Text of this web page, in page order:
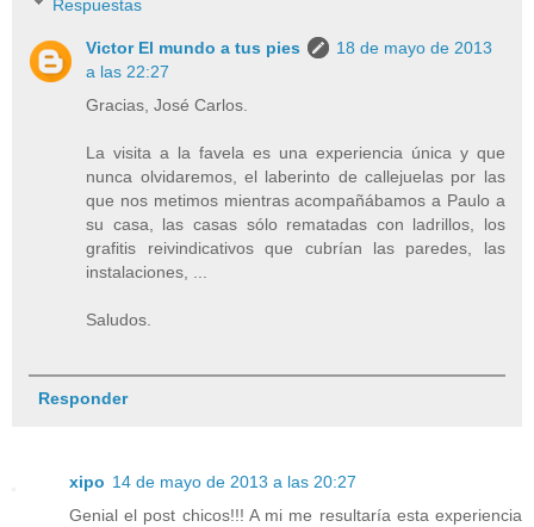
Respuestas
Victor El mundo a tus pies
18 de mayo de 2013
a las 22:27
Gracias, José Carlos.
La visita a la favela es una experiencia única y que
nunca olvidaremos, el laberinto de callejuelas por las
que nos metimos mientras acompañábamos a Paulo a
su casa, las casas sólo rematadas con ladrillos, los
grafitis reivindicativos que cubrían las paredes, las
instalaciones, ...
Saludos.
Responder
xipo 14 de mayo de 2013 a las 20:27
Genial el post chicos!!! A mi me resultaría esta experiencia